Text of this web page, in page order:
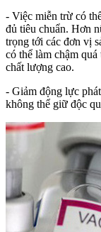
- Việc miễn trừ có
đủ tiêu chuẩn. Hơn
trọng tới các đơn vị
có thể làm chậm
chất lượng cao.
- Giảm động lực
không thể giữ độc